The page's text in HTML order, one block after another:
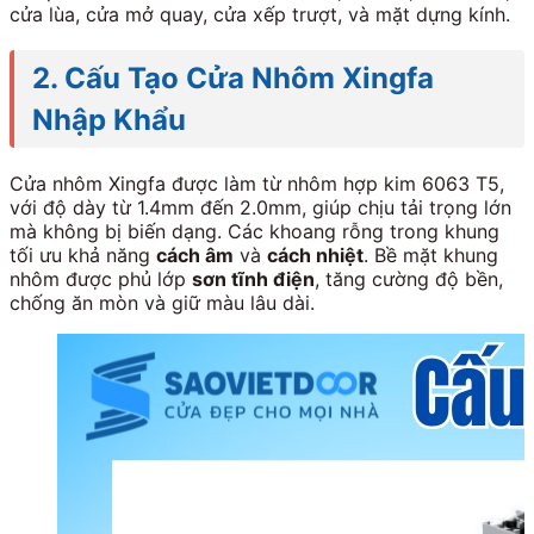
cửa lùa, cửa mở quay, cửa xếp trượt, và mặt dựng kính.
2. Cấu Tạo Cửa Nhôm Xingfa
Nhập Khẩu
Cửa nhôm Xingfa được làm từ nhôm hợp kim 6063 T5,
với độ dày từ 1.4mm đến 2.0mm, giúp chịu tải trọng lớn
mà không bị biến dạng. Các khoang rỗng trong khung
tối ưu khả năng cách âm và cách nhiệt. Bề mặt khung
nhôm được phủ lớp sơn tĩnh điện, tăng cường độ bền,
chống ăn mòn và giữ màu lâu dài.